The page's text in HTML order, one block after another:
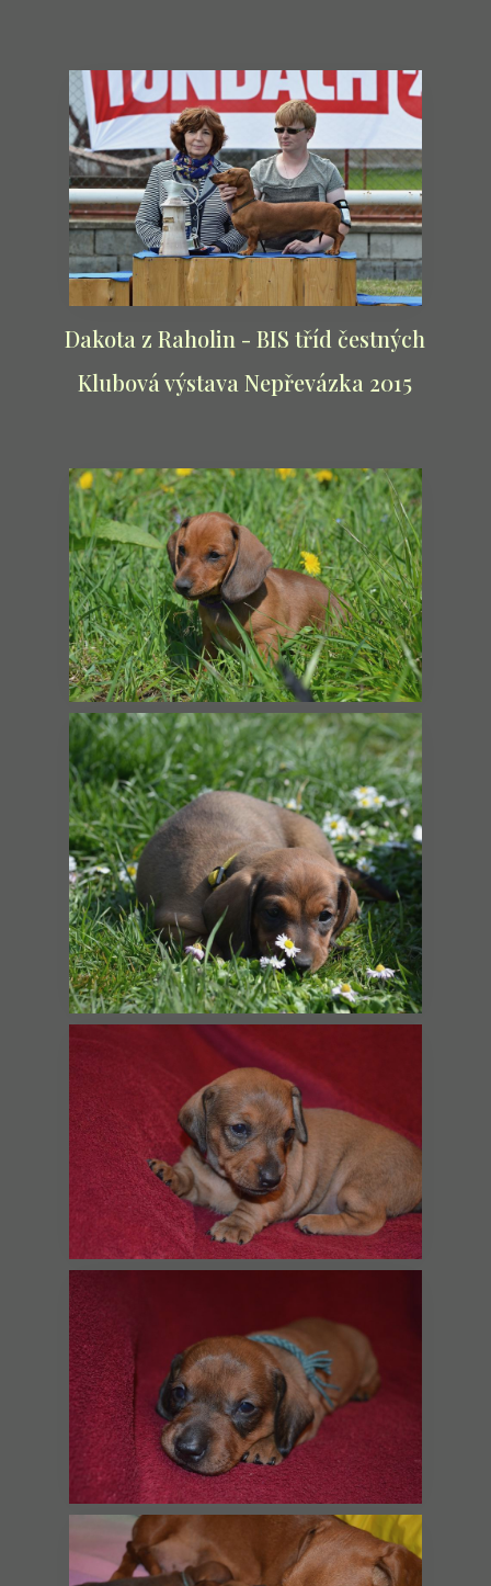
Dakota z Raholin - BIS tříd čestných
Klubová výstava Nepřevázka 2015